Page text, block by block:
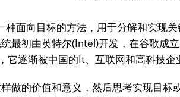
向目标的方法，用于分解和实现
最初由英特尔(Intel)开发，在谷歌成
逐渐被中国的It、互联网和高科技企
的价值和意义，然后思考实现目标